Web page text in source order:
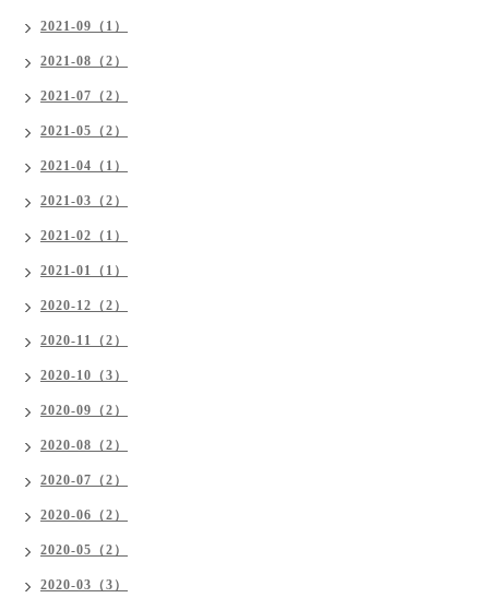
2021-09（1）
2021-08（2）
2021-07（2）
2021-05（2）
2021-04（1）
2021-03（2）
2021-02（1）
2021-01（1）
2020-12（2）
2020-11（2）
2020-10（3）
2020-09（2）
2020-08（2）
2020-07（2）
2020-06（2）
2020-05（2）
2020-03（3）